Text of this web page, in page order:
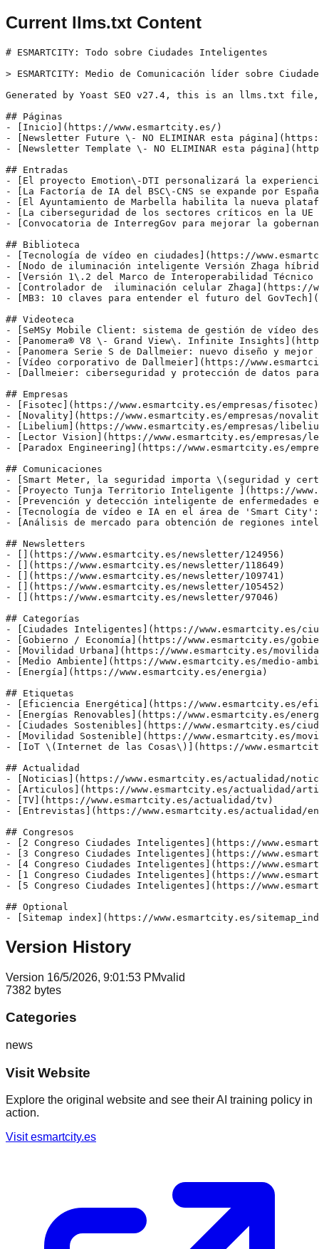
Current llms.txt Content
# ESMARTCITY: Todo sobre Ciudades Inteligentes
> ESMARTCITY: Medio de Comunicación líder sobre
Generated by Yoast SEO v27.4, this is an llms.txt file,
## Páginas
- [Inicio](https://www.esmartcity.es/)
- [Newsletter Future \- NO ELIMINAR esta
- [Newsletter Template \- NO ELIMINAR esta
## Entradas
- [El proyecto Emotion\-DTI personalizará la
- [La Factoría de IA del BSC\-CNS se expande por
- [El Ayuntamiento de Marbella habilita la nueva
- [La ciberseguridad de los sectores críticos en la UE
- [Convocatoria de InterregGov para mejorar la
## Biblioteca
- [Tecnología de vídeo en ciudades](https://
- [Nodo de iluminación inteligente Versión Zhaga
- [Versión 1\.2 del Marco de Interoperabilidad
- [Controlador de  iluminación celular Zhaga](https://
- [MB3: 10 claves para entender el futuro del
## Videoteca
- [SeMSy Mobile Client: sistema de gestión de vídeo
- [Panomera® V8 \- Grand View\. Infinite
- [Panomera Serie S de Dallmeier: nuevo diseño y
- [Vídeo corporativo de Dallmeier](https://
- [Dallmeier: ciberseguridad y protección de datos
## Empresas
- [Fisotec](https://www.esmartcity.es/empresas/
- [Novality](https://www.esmartcity.es/empresas/
- [Libelium](https://www.esmartcity.es/empresas/
- [Lector Vision](https://www.esmartcity.es/
- [Paradox Engineering](https://www.esmartcity.es/
## Comunicaciones
- [Smart Meter, la seguridad importa \(seguridad y
- [Proyecto Tunja Territorio Inteligente ](https://
- [Prevención y detección inteligente de enfermedades
- [Tecnología de vídeo e IA en el área de 'Smart
- [Análisis de mercado para obtención de regiones
## Newsletters
- [](https://www.esmartcity.es/newsletter/124956)
- [](https://www.esmartcity.es/newsletter/118649)
- [](https://www.esmartcity.es/newsletter/109741)
- [](https://www.esmartcity.es/newsletter/105452)
- [](https://www.esmartcity.es/newsletter/97046)
## Categorías
- [Ciudades Inteligentes](https://www.esmartcity.es/
- [Gobierno / Economía](https://www.esmartcity.es/
- [Movilidad Urbana](https://www.esmartcity.es/
- [Medio Ambiente](https://www.esmartcity.es/medio-
- [Energía](https://www.esmartcity.es/energia)
## Etiquetas
- [Eficiencia Energética](https://www.esmartcity.es/
- [Energías Renovables](https://www.esmartcity.es/
- [Ciudades Sostenibles](https://www.esmartcity.es/
- [Movilidad Sostenible](https://www.esmartcity.es/
- [IoT \(Internet de las Cosas\)](https://
## Actualidad
- [Noticias](https://www.esmartcity.es/actualidad/
- [Articulos](https://www.esmartcity.es/actualidad/
- [TV](https://www.esmartcity.es/actualidad/tv)
- [Entrevistas](https://www.esmartcity.es/actualidad/
## Congresos
- [2 Congreso Ciudades Inteligentes](https://
- [3 Congreso Ciudades Inteligentes](https://
- [4 Congreso Ciudades Inteligentes](https://
- [1 Congreso Ciudades Inteligentes](https://
- [5 Congreso Ciudades Inteligentes](https://
## Optional
Version History
Version 16/5/2026, 9:01:53 PMvalid
7382 bytes
Categories
news
Visit Website
Explore the original website and see their AI training policy in
action.
Visitesmartcity.es